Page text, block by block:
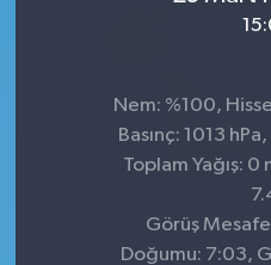
Nem: %100,
Basınç: 1013
Toplam Yağış: 0
Görüş
Doğumu: 7:03,
Erdek
Gömeç